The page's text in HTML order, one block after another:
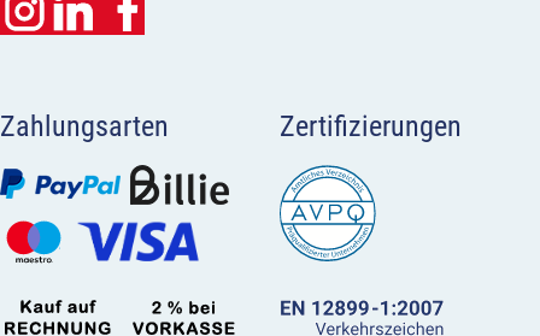
Zahlungsarten Zertifizierungen